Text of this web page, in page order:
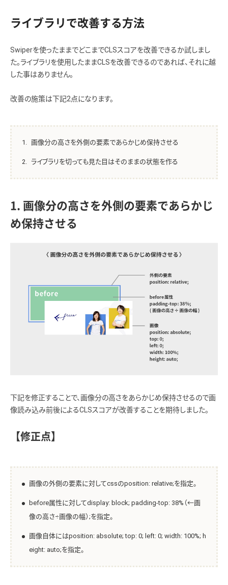
ライブラリで改善する方法
Swiperを使ったままでどこまでCLSスコアを改善できるか試しまし
た。ライブラリを使用したままCLSを改善できるのであれば、それに越
した事はありません。
改善の施策は下記2点になります。
画像分の高さを外側の要素であらかじめ保持させる
ライブラリを切っても見た目はそのままの状態を作る
1. 画像分の高さを外側の要素であらかじ
め保持させる
下記を修正することで、画像分の高さをあらかじめ保持させるので画
像読み込み前後によるCLSスコアが改善することを期待しました。
【修正点】
画像の外側の要素に対してcssのposition: relative;を指定。
before属性に対してdisplay: block; padding-top: 38%（←画
像の高さ÷画像の幅）;を指定。
画像自体にはposition: absolute; top: 0; left: 0; width: 100%; h
eight: auto;を指定。